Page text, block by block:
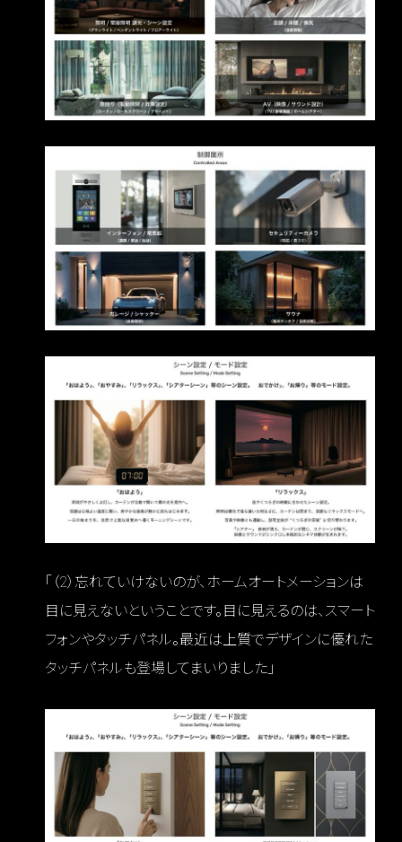
「（2）忘れていけないのが、ホームオートメーションは
目に見えないということです。目に見えるのは、スマート
フォンやタッチパネル。最近は上質でデザインに優れた
タッチパネルも登場してまいりました」